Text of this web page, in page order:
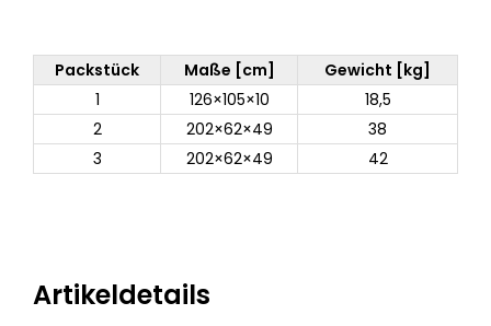
Packstück Maße [cm]
Gewicht [kg]
1
126×105×10
18,5
2
202×62×49
38
3
202×62×49 42
Artikeldetails